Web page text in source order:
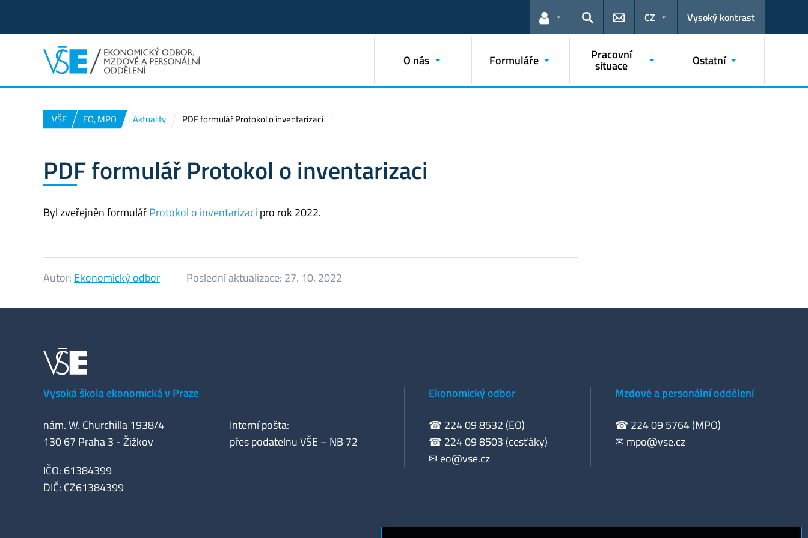
Odkazy pro uživatele
Hledat
CZ Vysoký kontrast
O nás Formuláře Pracovní
situace Ostatní
VŠE EO, MPO Aktuality PDF formulář Protokol o inventarizaci
PDF formulář Protokol o inventarizaci
Byl zveřejněn formulářProtokol o inventarizaci pro rok 2022.
Autor: Ekonomický odbor Poslední aktualizace: 27. 10. 2022
Vysoká škola ekonomická v Praze
nám. W. Churchilla 1938/4
130 67 Praha 3 - Žižkov
Interní pošta:
přes podatelnu VŠE – NB 72
IČO: 61384399
DIČ: CZ61384399
Ekonomický odbor
☎ 224 09 8532 (EO)
☎ 224 09 8503 (cesťáky)
✉ eo@vse.cz
Mzdové a personální oddělení
☎ 224 09 5764 (MPO)
✉ mpo@vse.cz